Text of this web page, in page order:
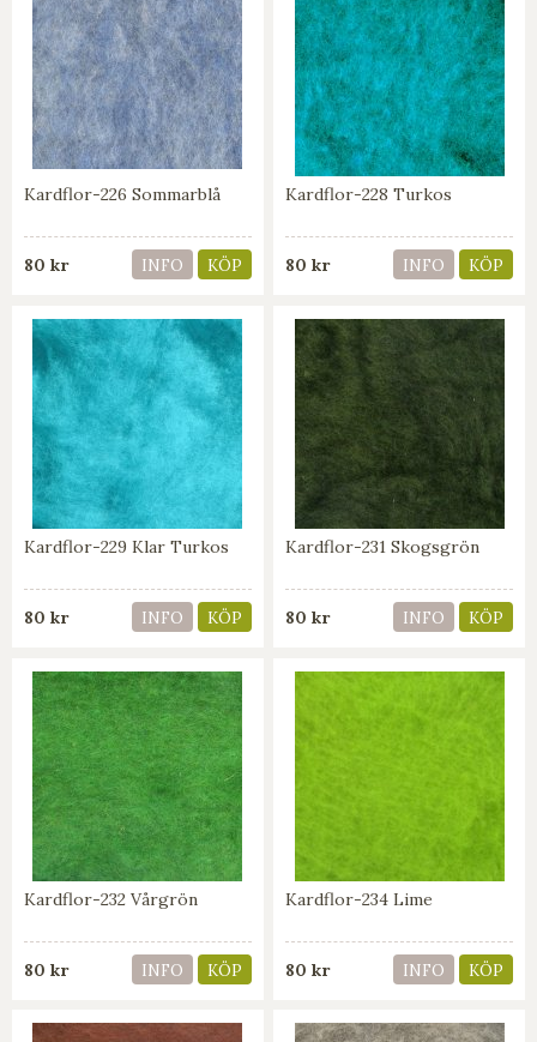
Kardflor-226 Sommarblå
80 kr INFO KÖP
Kardflor-228 Turkos
80 kr INFO KÖP
Kardflor-229 Klar Turkos
80 kr INFO KÖP
Kardflor-231 Skogsgrön
80 kr INFO KÖP
Kardflor-232 Vårgrön
80 kr INFO KÖP
Kardflor-234 Lime
80 kr INFO KÖP